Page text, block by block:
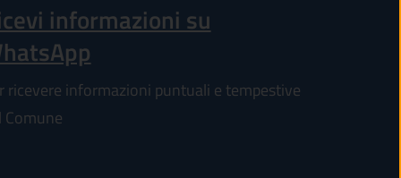
informazioni su
ricevere informazioni puntuali e tempestive
Comune